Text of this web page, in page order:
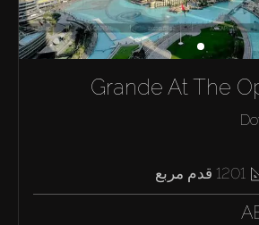
Grande At The
1201 قدم مربع